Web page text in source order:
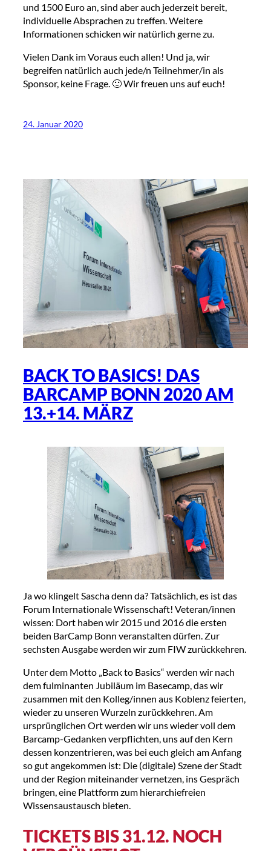
und 1500 Euro an, sind aber auch jederzeit bereit,
individuelle Absprachen zu treffen. Weitere
Informationen schicken wir natürlich gerne zu.
Vielen Dank im Voraus euch allen! Und ja, wir
begreifen natürlich auch jede/n Teilnehmer/in als
Sponsor, keine Frage. 🙂 Wir freuen uns auf euch!
24. Januar 2020
BACK TO BASICS! DAS
BARCAMP BONN 2020 AM
13.+14. MÄRZ
Ja wo klingelt Sascha denn da? Tatsächlich, es ist das
Forum Internationale Wissenschaft! Veteran/innen
wissen: Dort haben wir 2015 und 2016 die ersten
beiden BarCamp Bonn veranstalten dürfen. Zur
sechsten Ausgabe werden wir zum FIW zurückkehren.
Unter dem Motto „Back to Basics“ werden wir nach
dem fulminanten Jubiläum im Basecamp, das wir
zusammen mit den Kolleg/innen aus Koblenz feierten,
wieder zu unseren Wurzeln zurückkehren. Am
ursprünglichen Ort werden wir uns wieder voll dem
Barcamp-Gedanken verpflichten, uns auf den Kern
dessen konzentrieren, was bei euch gleich am Anfang
so gut angekommen ist: Die (digitale) Szene der Stadt
und der Region miteinander vernetzen, ins Gespräch
bringen, eine Plattform zum hierarchiefreien
Wissensaustausch bieten.
TICKETS BIS 31.12. NOCH